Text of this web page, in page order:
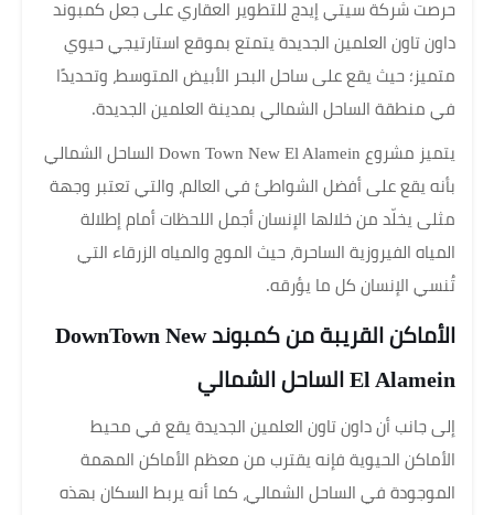
حرصت شركة سيتي إيدج للتطوير العقاري على جعل كمبوند
داون تاون العلمين الجديدة يتمتع بموقع استارتيجي حيوي
متميز؛ حيث يقع على ساحل البحر الأبيض المتوسط، وتحديدًا
في منطقة الساحل الشمالي بمدينة العلمين الجديدة.
يتميز مشروع Down Town New El Alamein الساحل الشمالي
بأنه يقع على أفضل الشواطئ في العالم، والتي تعتبر وجهة
مثلى يخلّد من خلالها الإنسان أجمل اللحظات أمام إطلالة
المياه الفيروزية الساحرة، حيث الموج والمياه الزرقاء التي
تُنسي الإنسان كل ما يؤرقه.
الأماكن القريبة من كمبوند DownTown New
El Alamein الساحل الشمالي
إلى جانب أن داون تاون العلمين الجديدة يقع في محيط
الأماكن الحيوية فإنه يقترب من معظم الأماكن المهمة
الموجودة في الساحل الشمالي، كما أنه يربط السكان بهذه